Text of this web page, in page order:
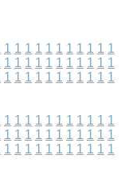
1 1 1 1 1 1 1 1 1 1 1
1 1 1 1 1 1 1 1 1 1 1
1 1 1 1 1 1 1 1 1 1 1
1 1 1 1 1 1 1 1 1 1 1
1 1 1 1 1 1 1 1 1 1 1
1 1 1 1 1 1 1 1 1 1 1